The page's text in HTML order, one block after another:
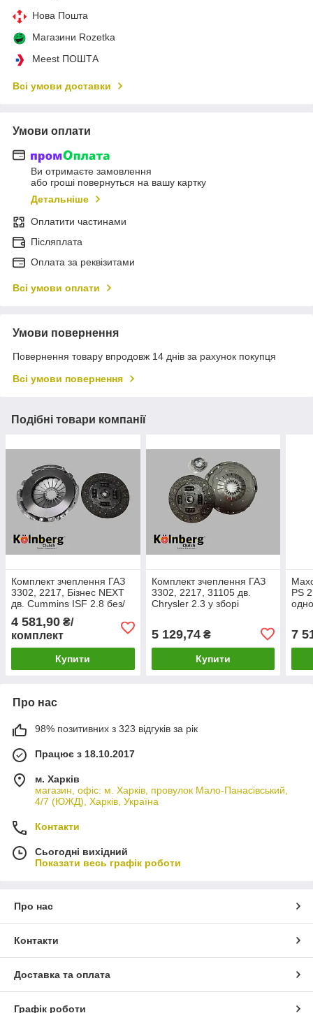
Нова Пошта
Магазини Rozetka
Meest ПОШТА
Всі умови доставки
Умови оплати
Ви отримаєте замовлення
або гроші повернуться на вашу картку
Детальніше
Оплатити частинами
Післяплата
Оплата за реквізитами
Всі умови оплати
Умови повернення
Повернення товару впродовж 14 днів за рахунок покупця
Всі умови повернення
Подібні товари компанії
Комплект зчеплення ГАЗ
3302, 2217, Бізнес NEXT
дв. Cummins ISF 2.8 без/
Туреччина] А21R22-
160162001
4 581,90 ₴/
комплект
Купити
Комплект зчеплення ГАЗ
3302, 2217, 31105 дв.
Chrysler 2.3 у зборі
5 129,74₴
Купити
PS
7
Про нас
98% позитивних з 323 відгуків за рік
Працює з 18.10.2017
м. Харків
магазин, офіс: м. Харків, провулок Мало-Панасівський,
4/7 (ЮЖД), Харків, Україна
Контакти
Сьогодні вихідний
Показати весь графік роботи
Про нас
Контакти
Доставка та оплата
Графік роботи